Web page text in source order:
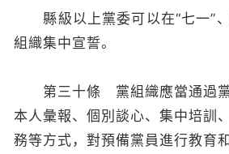
縣級以上黨委可以在“七一”、
組織集中宣誓。
第三十條 黨組織應當通過黨
本人彙報、個別談心、集中培訓
務等方式，對預備黨員進行教育